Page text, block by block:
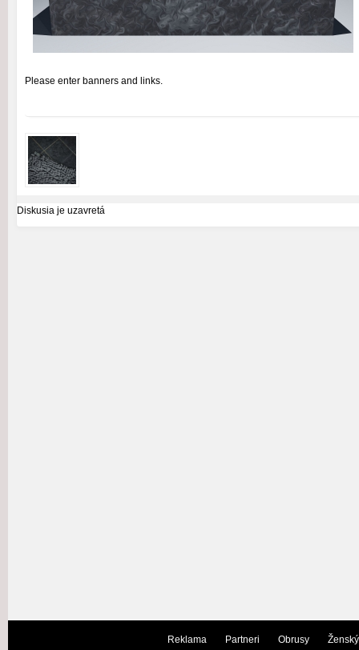
Please enter banners and links.
Diskusia je uzavretá
Reklama Partneri Obrusy